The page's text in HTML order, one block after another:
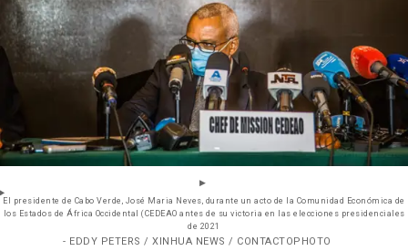
El presidente de Cabo Verde, José Maria Neves, durante un acto de la Comunidad Económica de
los Estados de África Occidental (CEDEAO antes de su victoria en las elecciones presidenciales
de 2021
- EDDY PETERS / XINHUA NEWS / CONTACTOPHOTO